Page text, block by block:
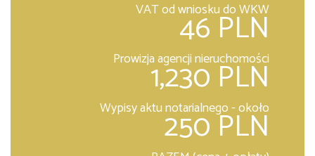
VAT od wniosku do WKW
46 PLN
Prowizja agencji nieruchomości
1,230 PLN
Wypisy aktu notarialnego - około
250 PLN